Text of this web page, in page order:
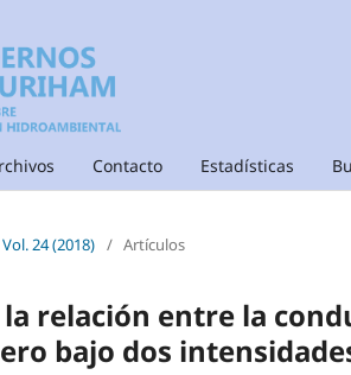
Contacto Estadísticas
Vol. 24 (2018) / Artículos
relación entre la
bajo dos